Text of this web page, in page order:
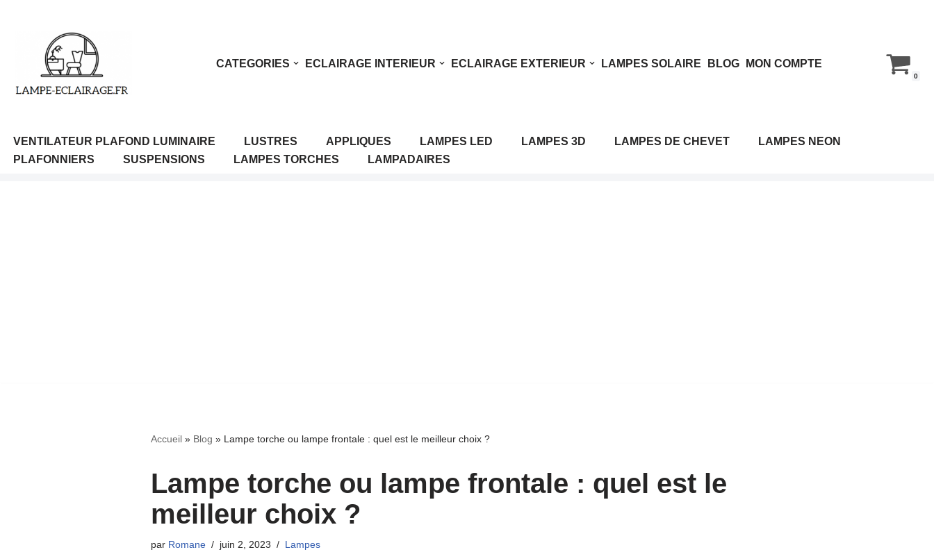
contenu
CATEGORIES ECLAIRAGE INTERIEUR ECLAIRAGE EXTERIEUR LAMPES SOLAIRE BLOG MON COMPTE
0
VENTILATEUR PLAFOND LUMINAIRE LUSTRES APPLIQUES LAMPES LED LAMPES 3D LAMPES DE CHEVET
LAMPES NEON
PLAFONNIERS
SUSPENSIONS LAMPES TORCHES LAMPADAIRES
Accueil» Blog » Lampe torche ou lampe frontale : quel est le meilleur choix ?
Lampe torche ou lampe frontale : quel est le
meilleur choix ?
par Romane juin 2, 2023 Lampes